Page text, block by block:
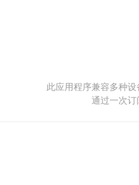
此应用程序兼容多种
通过一次订